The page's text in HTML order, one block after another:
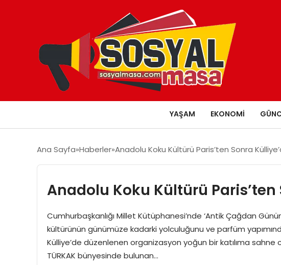
YAŞAM EKONOMI
Ana Sayfa Haberler Anadolu Koku Kültürü Paris’ten Sonra
Anadolu Koku Kültürü Paris’ten
Cumhurbaşkanlığı Millet Kütüphanesi’nde ‘Antik Çağdan
kültürünün günümüze kadarki yolculuğunu ve parfüm
Külliye’de düzenlenen organizasyon yoğun bir katılıma sahne
TÜRKAK bünyesinde bulunan…